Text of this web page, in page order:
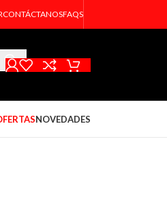
CONTÁCTANOSFAQS
NOVEDADES